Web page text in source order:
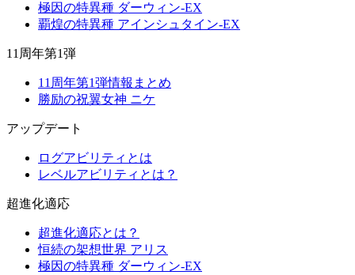
極因の特異種 ダーウィン-EX
覇煌の特異種 アインシュタイン-EX
11周年第1弾
11周年第1弾情報まとめ
勝励の祝翼女神 ニケ
アップデート
ログアビリティとは
レベルアビリティとは？
超進化適応
超進化適応とは？
恒続の架想世界 アリス
極因の特異種 ダーウィン-EX